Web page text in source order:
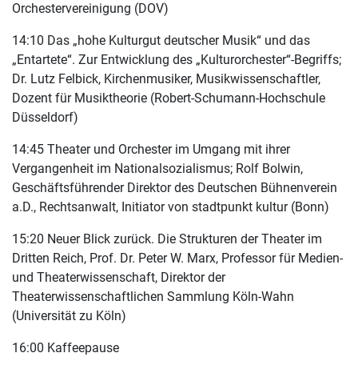
Orchestervereinigung (DOV)
14:10 Das „hohe Kulturgut deutscher Musik“ und das
„Entartete“. Zur Entwicklung des „Kulturorchester“-Begriffs;
Dr. Lutz Felbick, Kirchenmusiker, Musikwissenschaftler,
Dozent für Musiktheorie (Robert-Schumann-Hochschule
Düsseldorf)
14:45 Theater und Orchester im Umgang mit ihrer
Vergangenheit im Nationalsozialismus; Rolf Bolwin,
Geschäftsführender Direktor des Deutschen Bühnenverein
a.D., Rechtsanwalt, Initiator von stadtpunkt kultur (Bonn)
15:20 Neuer Blick zurück. Die Strukturen der Theater im
Dritten Reich, Prof. Dr. Peter W. Marx, Professor für Medien-
und Theaterwissenschaft, Direktor der
Theaterwissenschaftlichen Sammlung Köln-Wahn
(Universität zu Köln)
16:00 Kaffeepause